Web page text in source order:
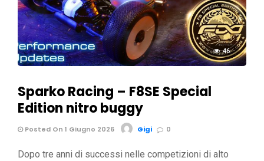
46
Sparko Racing – F8SE Special
Edition nitro buggy
Posted On 1 Giugno 2026 Gigi 0
Dopo tre anni di successi nelle competizioni di alto